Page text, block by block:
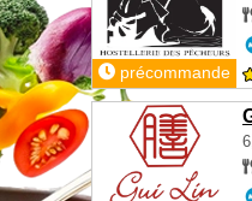
précommande